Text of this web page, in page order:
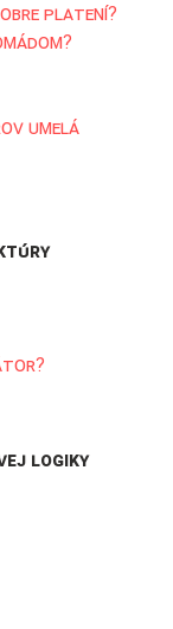
platení?
umelá
logiky